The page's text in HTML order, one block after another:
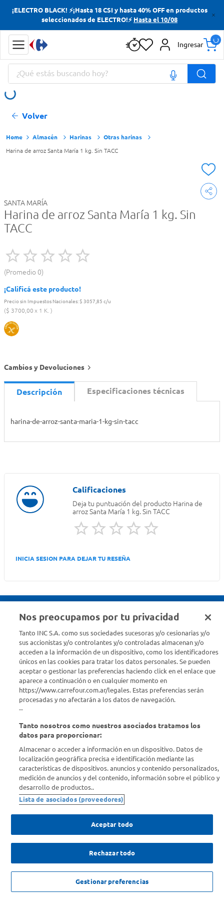
¡ELECTRO BLACK! ⚡¡Hasta 18 CSI y hasta 40% OFF en productos
seleccionados de ELECTRO!⚡ Hasta el 10/08
Ingresar
¿Qué estás buscando hoy?
Volver
Almacén Harinas Otras harinas
Harina de arroz Santa María 1 kg. Sin TACC
SANTA MARÍA
Harina de arroz Santa María 1 kg. Sin
TACC
Promedio 0
¡Calificá este producto!
Precio sin Impuestos Nacionales:$ 3057,85 c/u
$ 3700,00 1 K.
NO DISPONIBLE
Cambios y Devoluciones
Descripción Especificaciones técnicas
harina-de-arroz-santa-maria-1-kg-sin-tacc
Deja tu puntuación del producto Harina de
arroz Santa María 1 kg. Sin TACC
INICIA SESION PARA DEJAR TU RESEÑA
Estamos para ayudarte
¿Tenés una consulta? Comunicate con nosotros acá
Descubrí Carrefour
Conocenos
Info útil
Comprá Online
Nos preocupamos por tu privacidad
Tanto INC S.A. como sus sociedades sucesoras y/o cesionarias y/o
sus accionistas y/o controlantes y/o controladas almacenan y/o
acceden a la información de un dispositivo, como los identificadores
únicos en las cookies para tratar los datos personales. Se pueden
aceptar o gestionar las preferencias haciendo click en el enlace que
aparece a continuación o en cualquier momento en
https://www.carrefour.com.ar/legales. Estas preferencias serán
procesadas y no afectarán a los datos de navegación.
--
Tanto nosotros como nuestros asociados tratamos los
datos para proporcionar:
Almacenar o acceder a información en un dispositivo. Datos de
localización geográfica precisa e identificación mediante las
características de dispositivos. anuncios y contenido personalizados,
medición de anuncios y del contenido, información sobre el público y
desarrollo de productos..
Lista de asociados (proveedores)
Aceptar todo
Rechazar todo
Gestionar preferencias
Términos más buscados
Yerba
Cerveza
Doves
Términos más buscados
Yerba
Cerveza
Doves